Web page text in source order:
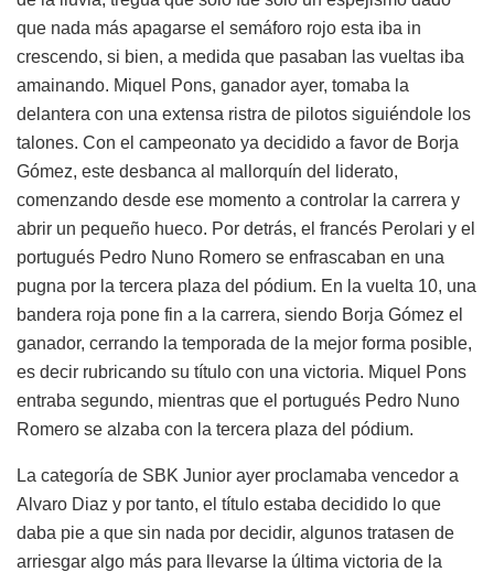
que nada más apagarse el semáforo rojo esta iba in
crescendo, si bien, a medida que pasaban las vueltas iba
amainando. Miquel Pons, ganador ayer, tomaba la
delantera con una extensa ristra de pilotos siguiéndole los
talones. Con el campeonato ya decidido a favor de Borja
Gómez, este desbanca al mallorquín del liderato,
comenzando desde ese momento a controlar la carrera y
abrir un pequeño hueco. Por detrás, el francés Perolari y el
portugués Pedro Nuno Romero se enfrascaban en una
pugna por la tercera plaza del pódium. En la vuelta 10, una
bandera roja pone fin a la carrera, siendo Borja Gómez el
ganador, cerrando la temporada de la mejor forma posible,
es decir rubricando su título con una victoria. Miquel Pons
entraba segundo, mientras que el portugués Pedro Nuno
Romero se alzaba con la tercera plaza del pódium.
La categoría de SBK Junior ayer proclamaba vencedor a
Alvaro Diaz y por tanto, el título estaba decidido lo que
daba pie a que sin nada por decidir, algunos tratasen de
arriesgar algo más para llevarse la última victoria de la